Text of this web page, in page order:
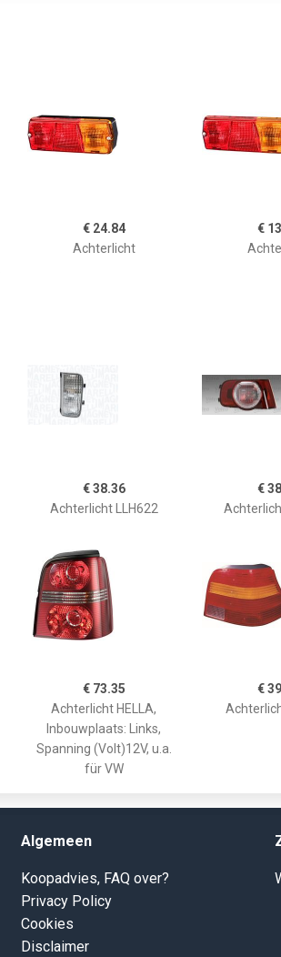
€ 24.84
Achterlicht
€
€ 38.36
Achterlicht LLH622
€
€ 73.35
Achterlicht HELLA,
Inbouwplaats: Links,
Spanning (Volt)12V, u.a.
für VW
€
Algemeen
Koopadvies, FAQ over?
Privacy Policy
Cookies
Disclaimer